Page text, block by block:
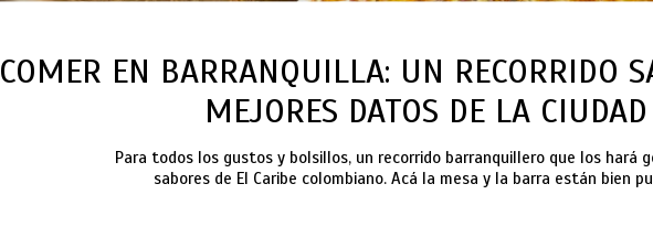
COMER EN BARRANQUILLA: UN RECORRIDO
MEJORES DATOS DE LA CIUDAD
Para todos los gustos y bolsillos, un recorrido barranquillero que los hará
sabores de El Caribe colombiano. Acá la mesa y la barra están bien